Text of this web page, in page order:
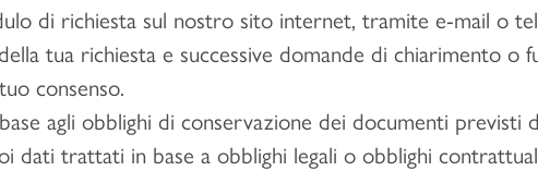
di richiesta sul nostro sito internet, tramite e-mail o
tua richiesta e successive domande di chiarimento o
consenso.
agli obblighi di conservazione dei documenti previsti
dati trattati in base a obblighi legali o obblighi